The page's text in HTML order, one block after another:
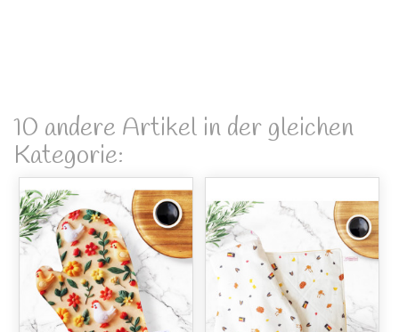
10 andere Artikel in der gleichen
Kategorie: